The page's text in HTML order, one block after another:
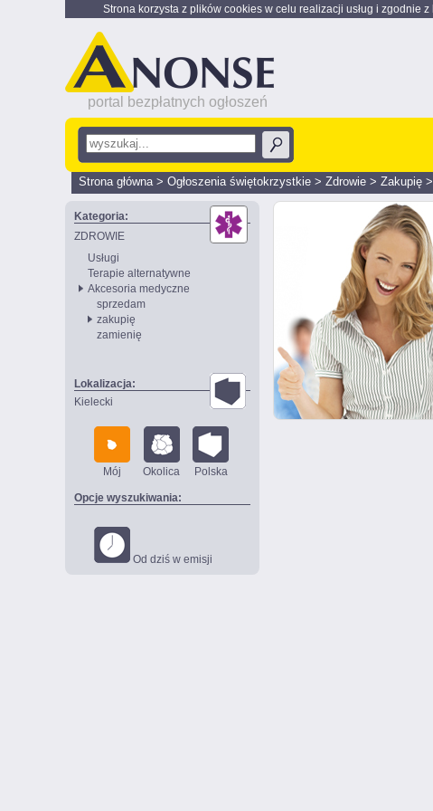
Strona korzysta z plików cookies w celu realizacji usług i zgodnie z
portal bezpłatnych ogłoszeń
Strona główna> Ogłoszenia świętokrzystkie > Zdrowie > Zakupię >
Kategoria:
ZDROWIE
Usługi
Terapie alternatywne
Akcesoria medyczne
sprzedam
zakupię
zamienię
Lokalizacja:
Kielecki
Mój Okolica Polska
Opcje wyszukiwania:
Od dziś w emisji